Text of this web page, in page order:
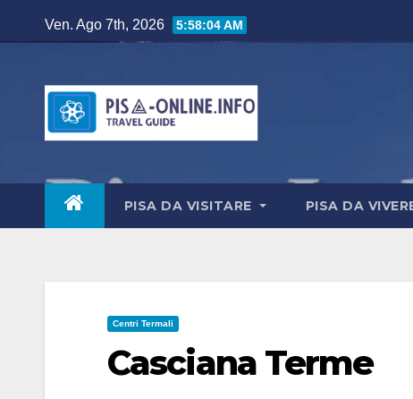
al
Ven. Ago 7th, 2026 5:58:06 AM
PISA DA VISITARE PISA DA
Centri Termali
Casciana Terme